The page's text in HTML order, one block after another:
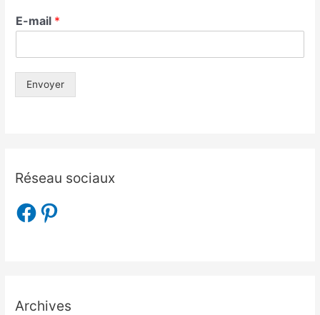
E-mail *
Envoyer
Réseau sociaux
Archives